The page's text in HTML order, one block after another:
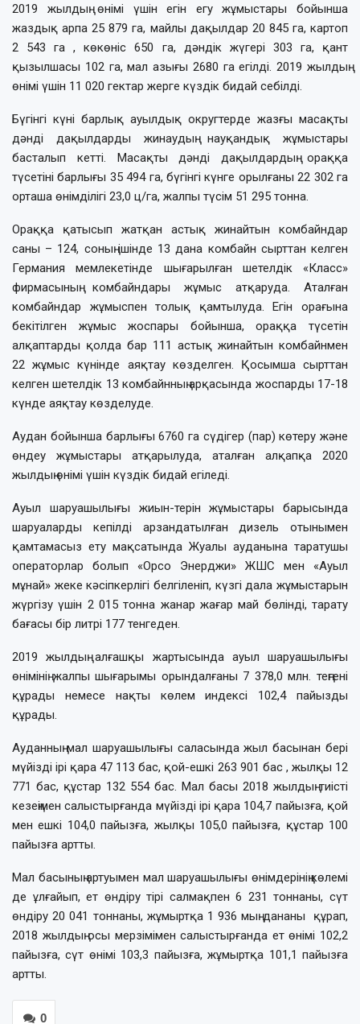
2019 жылдың өнімі үшін егін егу жұмыстары бойынша
жаздық арпа 25 879 га, майлы дақылдар 20 845 га, картоп
2 543 га , көкөніс 650 га, дәндік жүгері 303 га, қант
қызылшасы 102 га, мал азығы 2680 га егілді. 2019 жылдың
өнімі үшін 11 020 гектар жерге күздік бидай себілді.
Бүгінгі күні барлық ауылдық округтерде жазғы масақты
дәнді дақылдарды жинаудың науқандық жұмыстары
басталып кетті. Масақты дәнді дақылдардың ораққа
түсетіні барлығы 35 494 га, бүгінгі күнге орылғаны 22 302 га
орташа өнімділігі 23,0 ц/га, жалпы түсім 51 295 тонна.
Ораққа қатысып жатқан астық жинайтын комбайндар
саны – 124, соның ішінде 13 дана комбайн сырттан келген
Германия мемлекетінде шығарылған шетелдік «Класс»
фирмасының комбайндары жұмыс атқаруда. Аталған
комбайндар жұмыспен толық қамтылуда. Егін орағына
бекітілген жұмыс жоспары бойынша, ораққа түсетін
алқаптарды қолда бар 111 астық жинайтын комбайнмен
22 жұмыс күнінде аяқтау көзделген. Қосымша сырттан
келген шетелдік 13 комбайнның арқасында жоспарды 17-18
күнде аяқтау көзделуде.
Аудан бойынша барлығы 6760 га сүдігер (пар) көтеру және
өндеу жұмыстары атқарылуда, аталған алқапқа 2020
жылдың өнімі үшін күздік бидай егіледі.
Ауыл шаруашылығы жиын-терін жұмыстары барысында
шаруаларды кепілді арзандатылған дизель отынымен
қамтамасыз ету мақсатында Жуалы ауданына таратушы
операторлар болып «Орсо Энерджи» ЖШС мен «Ауыл
мұнай» жеке кәсіпкерлігі белгіленіп, күзгі дала жұмыстарын
жүргізу үшін 2 015 тонна жанар жағар май бөлінді, тарату
бағасы бір литрі 177 тенгеден.
2019 жылдың алғашқы жартысында ауыл шаруашылығы
өнімінің жалпы шығарымы орындалғаны 7 378,0 млн. теңгені
құрады немесе нақты көлем индексі 102,4 пайызды
құрады.
Ауданның мал шаруашылығы саласында жыл басынан бері
мүйізді ірі қара 47 113 бас, қой-ешкі 263 901 бас , жылқы 12
771 бас, құстар 132 554 бас. Мал басы 2018 жылдың тиісті
кезеңімен салыстырғанда мүйізді ірі қара 104,7 пайызға, қой
мен ешкі 104,0 пайызға, жылқы 105,0 пайызға, құстар 100
пайызға артты.
Мал басының артуымен мал шаруашылығы өнімдерінің көлемі
де ұлғайып, ет өндіру тірі салмақпен 6 231 тоннаны, сүт
өндіру 20 041 тоннаны, жұмыртқа 1 936 мың дананы құрап,
2018 жылдың осы мерзімімен салыстырғанда ет өнімі 102,2
пайызға, сүт өнімі 103,3 пайызға, жұмыртқа 101,1 пайызға
артты.
0